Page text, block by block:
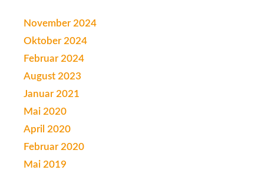
November 2024
Oktober 2024
Februar 2024
August 2023
Januar 2021
Mai 2020
April 2020
Februar 2020
Mai 2019